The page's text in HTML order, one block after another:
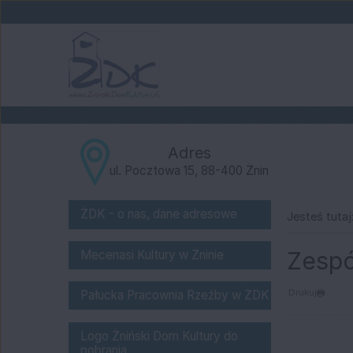
«
Dane teleadresowe:
Adres
ul. Pocztowa 15, 88-400 Żnin
o nas
ŻDK - o nas, dane adresowe
Bank Spółdzielczy "Pałuki" w Żninie
Mecenasi Kultury w Żninie
Pałucka Pracownia Rzeźby w
Pałucka Pracownia Rzeźby w ŻDK
logo do pobrania
Logo Żniński Dom Kultury do
Jesteś tutaj: